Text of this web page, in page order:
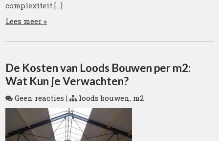
complexiteit […]
Lees meer »
De Kosten van Loods Bouwen per m2:
Wat Kun je Verwachten?
Geen reacties | loods bouwen, m2